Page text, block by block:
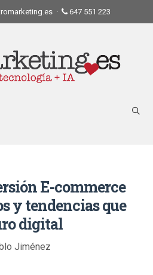
· 647 551 223
E-commerce
y tendencias que
digital
Jiménez